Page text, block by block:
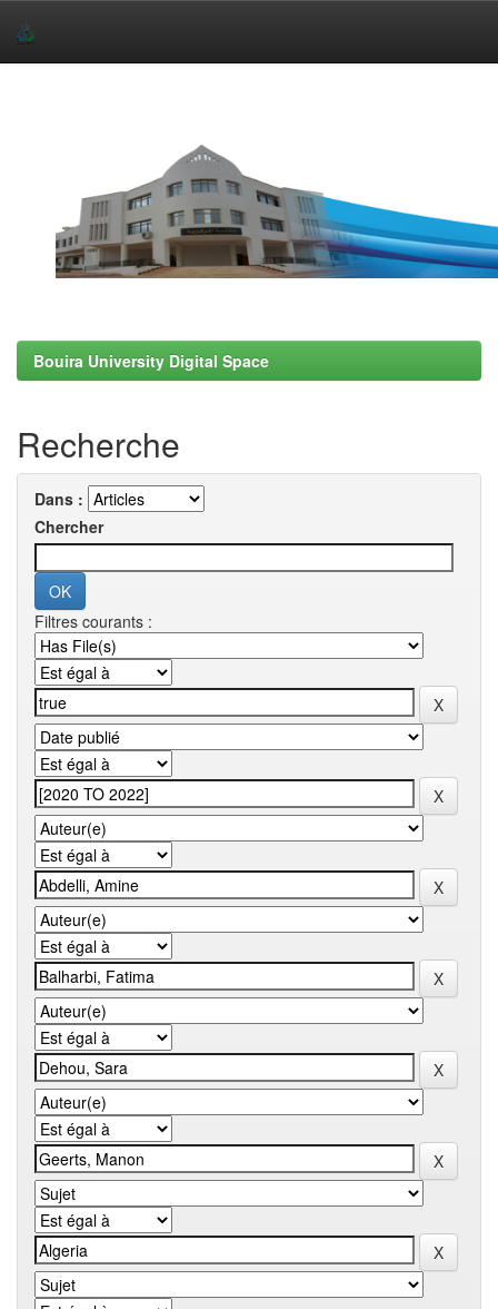
Bouira University Digital Space
Recherche
Dans :
Chercher
Filtres courants :